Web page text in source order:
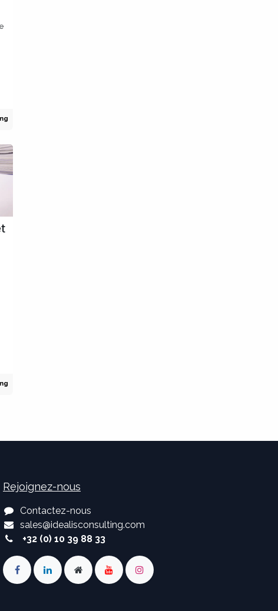
Rejoignez-nous
Contactez-nous
sales@idealisconsulting.com
+32 (0) 10 39 88 33